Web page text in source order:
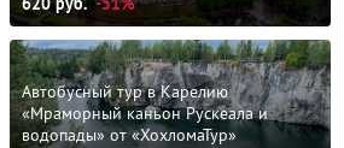
Автобусный тур в Карелию
«Мраморный каньон Рускеала и
водопады» от «ХохломаТур»